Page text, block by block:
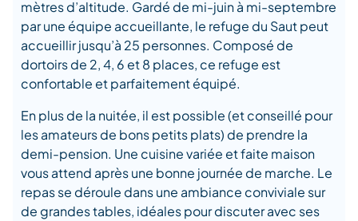
mètres d’altitude. Gardé de mi-juin à mi-septembre
par une équipe accueillante, le refuge du Saut peut
accueillir jusqu’à 25 personnes. Composé de
dortoirs de 2, 4, 6 et 8 places, ce refuge est
confortable et parfaitement équipé.
En plus de la nuitée, il est possible (et conseillé pour
les amateurs de bons petits plats) de prendre la
demi-pension. Une cuisine variée et faite maison
vous attend après une bonne journée de marche. Le
repas se déroule dans une ambiance conviviale sur
de grandes tables, idéales pour discuter avec ses